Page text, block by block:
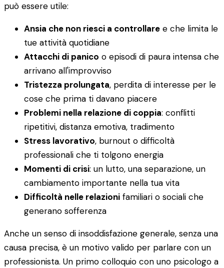
può essere utile:
Ansia che non riesci a controllare e che limita le
tue attività quotidiane
Attacchi di panico o episodi di paura intensa che
arrivano all'improvviso
Tristezza prolungata, perdita di interesse per le
cose che prima ti davano piacere
Problemi nella relazione di coppia: conflitti
ripetitivi, distanza emotiva, tradimento
Stress lavorativo, burnout o difficoltà
professionali che ti tolgono energia
Momenti di crisi: un lutto, una separazione, un
cambiamento importante nella tua vita
Difficoltà nelle relazioni familiari o sociali che
generano sofferenza
Anche un senso di insoddisfazione generale, senza una
causa precisa, è un motivo valido per parlare con un
professionista. Un primo colloquio con uno psicologo a